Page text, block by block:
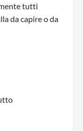
tutti
da capire o da